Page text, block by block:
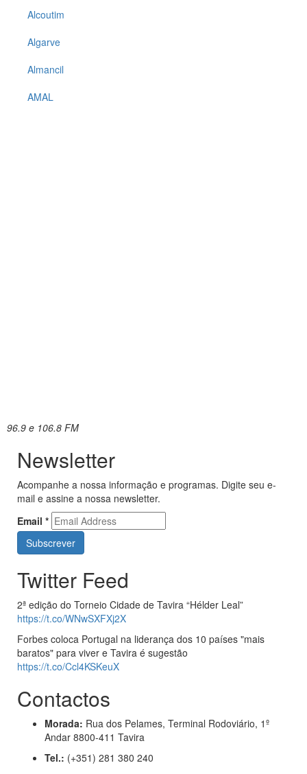
Alcoutim
Algarve
Almancil
AMAL
96.9 e 106.8 FM
Newsletter
Acompanhe a nossa informação e programas. Digite seu e-
mail e assine a nossa newsletter.
Email *
Twitter Feed
2ª edição do Torneio Cidade de Tavira “Hélder Leal”
https://t.co/WNwSXFXj2X
Forbes coloca Portugal na liderança dos 10 países "mais
baratos" para viver e Tavira é sugestão
https://t.co/Ccl4KSKeuX
Contactos
Morada: Rua dos Pelames, Terminal Rodoviário, 1º
Andar 8800-411 Tavira
Tel.: (+351) 281 380 240